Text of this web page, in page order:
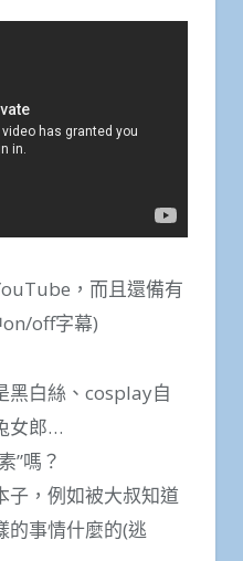
，而且還備有
off字幕)
黑白絲、cosplay自
女郎…
”嗎？
子，例如被大叔知道
的事情什麼的(逃